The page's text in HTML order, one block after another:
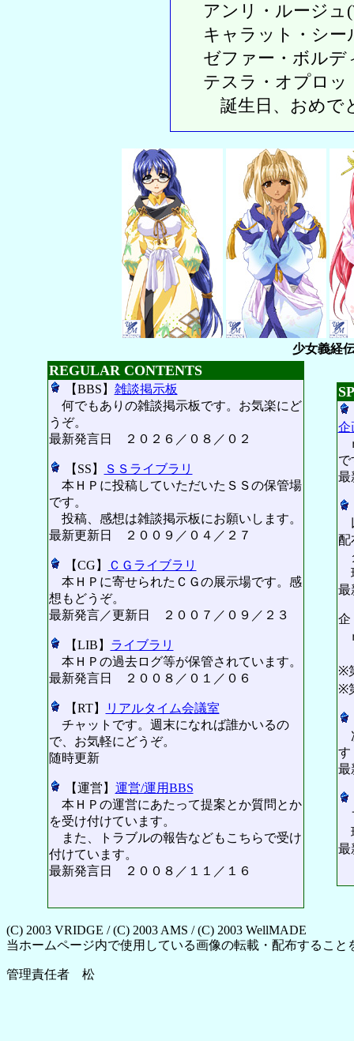
アンリ・ルージュ
キャラット・シー
ゼファー・ボルデ
テスラ・オプロッ
誕生日、おめで
少女義経
REGULAR CONTENTS
【BBS】 雑談掲示板
何でもありの雑談掲示板です。お気楽にど
うぞ。
最新発言日 ２０２６／０８／０２
【SS】
ＳＳライブラリ
本ＨＰに投稿していただいたＳＳの保管場
です。
投稿、感想は雑談掲示板にお願いします。
最新更新日 ２００９／０４／２７
【CG】
ＣＧライブラリ
本ＨＰに寄せられたＣＧの展示場です。感
想もどうぞ。
最新発言／更新日 ２００７／０９／２３
【LIB】 ライブラリ
本ＨＰの過去ログ等が保管されています。
最新発言日 ２００８／０１／０６
【RT】
リアルタイム会議室
チャットです。週末になれば誰かいるの
で、お気軽にどうぞ。
随時更新
【運営】 運営/運用BBS
本ＨＰの運営にあたって提案とか質問とか
を受け付けています。
また、トラブルの報告などもこちらで受け
付けています。
最新発言日 ２００８／１１／１６
企
で
最
配
最
※
※
す
最
最
(C) 2003 VRIDGE / (C) 2003 AMS / (C) 2003 WellMADE
当ホームページ内で使用している画像の転載・配布すること
管理責任者 松